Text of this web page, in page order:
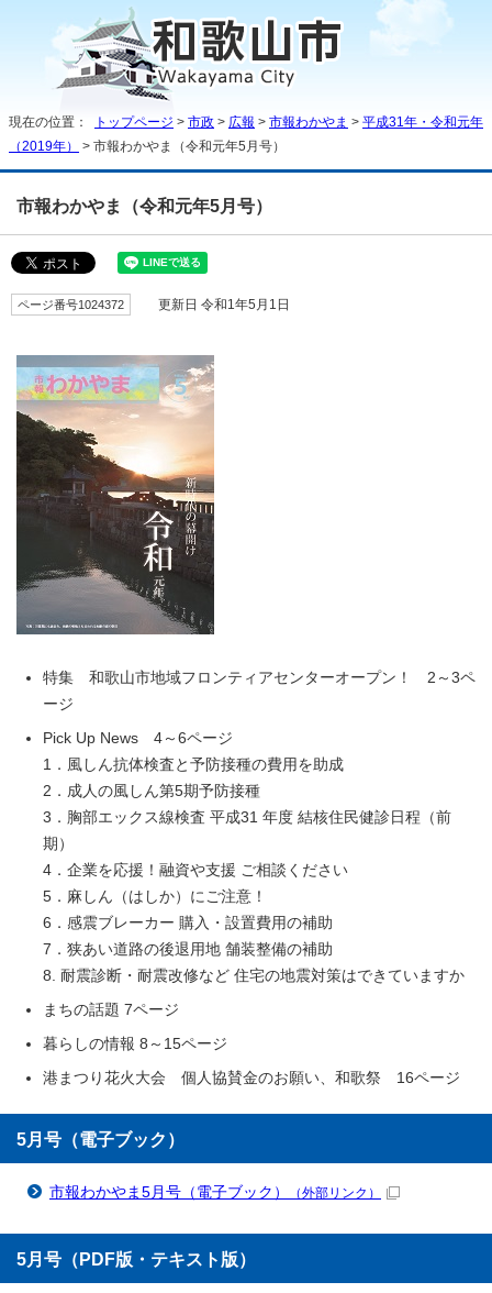
現在の位置： トップページ > 市政 > 広報 > 市報わかやま > 平成31年・令和元年
（2019年）
> 市報わかやま（令和元年5月号）
市報わかやま（令和元年5月号）
ページ番号1024372 更新日 令和1年5月1日
特集 和歌山市地域フロンティアセンターオープン！ 2～3ペ
ージ
Pick Up News 4～6ページ
1．風しん抗体検査と予防接種の費用を助成
2．成人の風しん第5期予防接種
3．胸部エックス線検査 平成31 年度 結核住民健診日程（前
期）
4．企業を応援！融資や支援 ご相談ください
5．麻しん（はしか）にご注意！
6．感震ブレーカー 購入・設置費用の補助
7．狭あい道路の後退用地 舗装整備の補助
8. 耐震診断・耐震改修など 住宅の地震対策はできていますか
まちの話題 7ページ
暮らしの情報 8～15ページ
港まつり花火大会 個人協賛金のお願い、和歌祭 16ページ
5月号（電子ブック）
市報わかやま5月号（電子ブック） （外部リンク）
5月号（PDF版・テキスト版）